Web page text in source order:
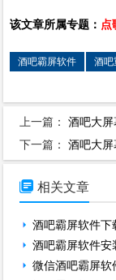
该文章所属专题： 点
酒吧霸屏软件 酒吧
上一篇：酒吧大
下一篇：酒吧大
 相关文章
酒吧霸屏软件下
酒吧霸屏软件安
微信酒吧霸屏软